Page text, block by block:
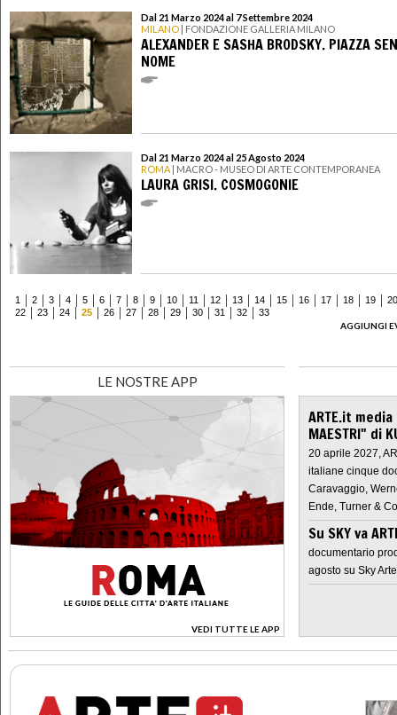
Dal 21 Marzo 2024 al 7 Settembre 2024
MILANO | FONDAZIONE GALLERIA MILANO
ALEXANDER E SASHA BRODSKY. PIAZZA
NOME
Dal 21 Marzo 2024 al 25 Agosto 2024
ROMA | MACRO - MUSEO DI ARTE CONTEMPORANEA
LAURA GRISI. COSMOGONIE
1 2 3 4 5 6 7 8 9 10 11 12 13 14 15 16 17 18 19
20
22
23 24 25 26 27 28 29 30 31 32
33
AGGIUNGI
LE NOSTRE APP
VEDI TUTTE LE APP
>
ARTE.it
MAESTRI" di
20 aprile 2027,
italiane cinque
Caravaggio,
Ende, Turner &
Su SKY va
documentario
agosto su Sky Arte